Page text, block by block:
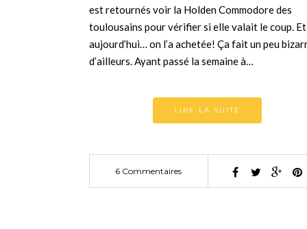
est retournés voir la Holden Commodore des
toulousains pour vérifier si elle valait le coup. Et
aujourd’hui… on l’a achetée! Ça fait un peu
d’ailleurs. Ayant passé la semaine à…
LIRE LA SUITE
6 Commentaires